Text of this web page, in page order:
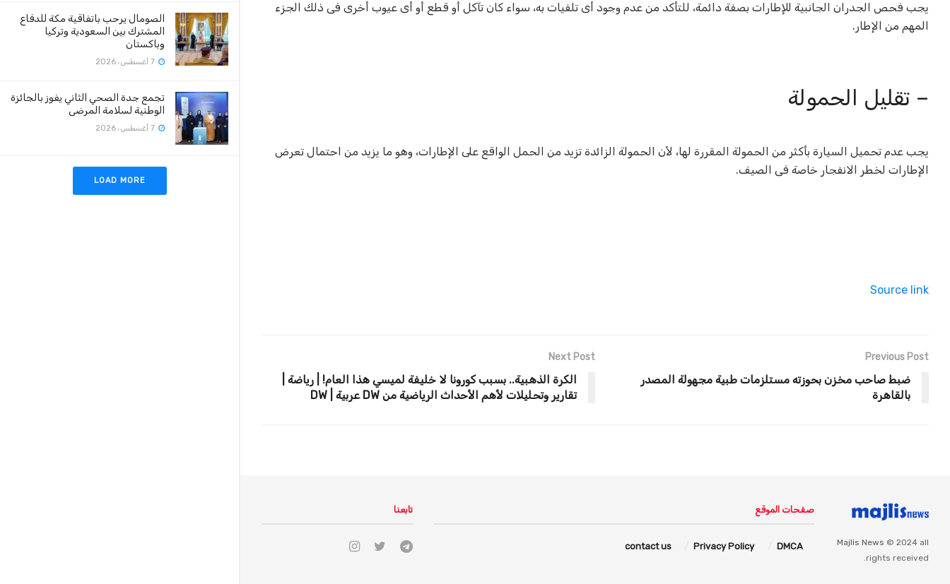
الصومال يرحب باتفاقية مكة للدفاع
المشترك بين السعودية وتركيا
وباكستان
تجمع جدة الصحي الثاني يفوز بالجائزة
الوطنية لسلامة المرضى
LOAD MORE
يجب فحص الجدران الجانبية للإطارات بصفة دائمة، للتأكد من عدم وجود أى تلفيات به، سواء كان تآكل أو قطع أو أى عيوب أخرى فى ذلك الجزء
المهم من الإطار .
– تقليل الحمولة
يجب عدم تحميل السيارة بأكثر من الحمولة المقررة لها، لأن الحمولة الزائدة تزيد من الحمل الواقع على الإطارات، وهو ما يزيد من احتمال تعرض
الإطارات لخطر الانفجار خاصة فى الصيف.
Source link
Previous Post
ضبط صاحب مخزن بحوزته مستلزمات طبية مجهولة المصدر
بالقاهرة
Next Post
الكرة الذهبية.. بسبب كورونا لا خليفة لميسي هذا العام! | رياضة |
تقارير وتحليلات لأهم الأحداث الرياضية من DW عربية | DW
Majlis News © 2024 all
rights received.
صفحات الموقع
DMCA
Privacy Policy
contact us
تابعنا